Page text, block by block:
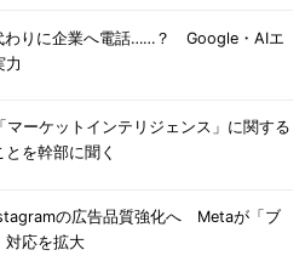
わりに企業へ電話……？ Google・AIエ
力
マーケットインテリジェンス」に関する
を幹部に聞く
の広告品質強化へ Metaが「ブ
対応を拡大